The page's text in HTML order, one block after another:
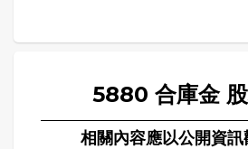
5880 合庫金
相關內容應以公開資